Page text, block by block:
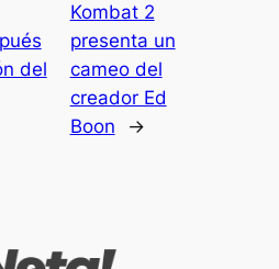
del
Kombat 2
presenta un
cameo del
creador Ed
Boon
→